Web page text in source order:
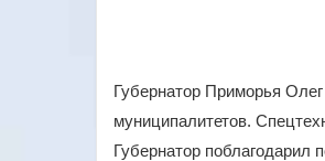
Губернатор Приморья
муниципалитетов.
Губернатор поблагодарил